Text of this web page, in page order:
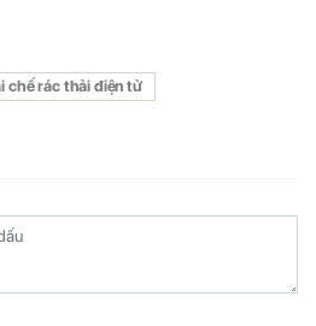
chế rác thải điện tử